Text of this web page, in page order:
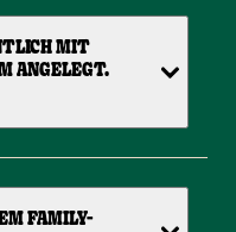
MIT
ANGELEGT.
FAMILY-